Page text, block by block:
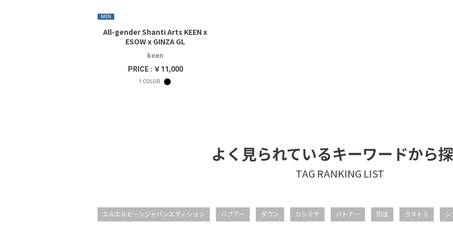
MEN
All-gender Shanti Arts KEEN x
ESOW x GINZA GL
keen
PRICE : ￥11,000
1 COLOR
よく見られているキーワードから
エルエルビーンジャパンエディション バブアー ダウン カシミヤ バトナー 別注 ヨネトミ シ